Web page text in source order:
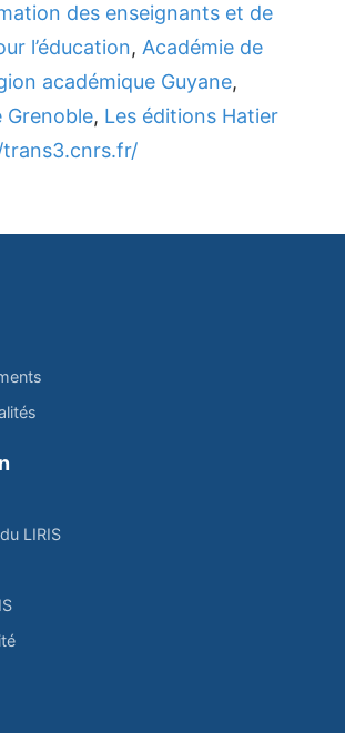
des enseignants et de
l’éducation, Académie de
académique Guyane,
Grenoble, Les éditions Hatier
LIRIS